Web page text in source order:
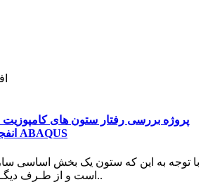
پروژه بررسی رفتار ستون های کامپوزیت
انفجاری به کمک نرم افزار ABAQUS
با توجه به این که ستون یک بخش اساسی
است و از طـرف دیگـر سـتون هـاي بتنـی ی..